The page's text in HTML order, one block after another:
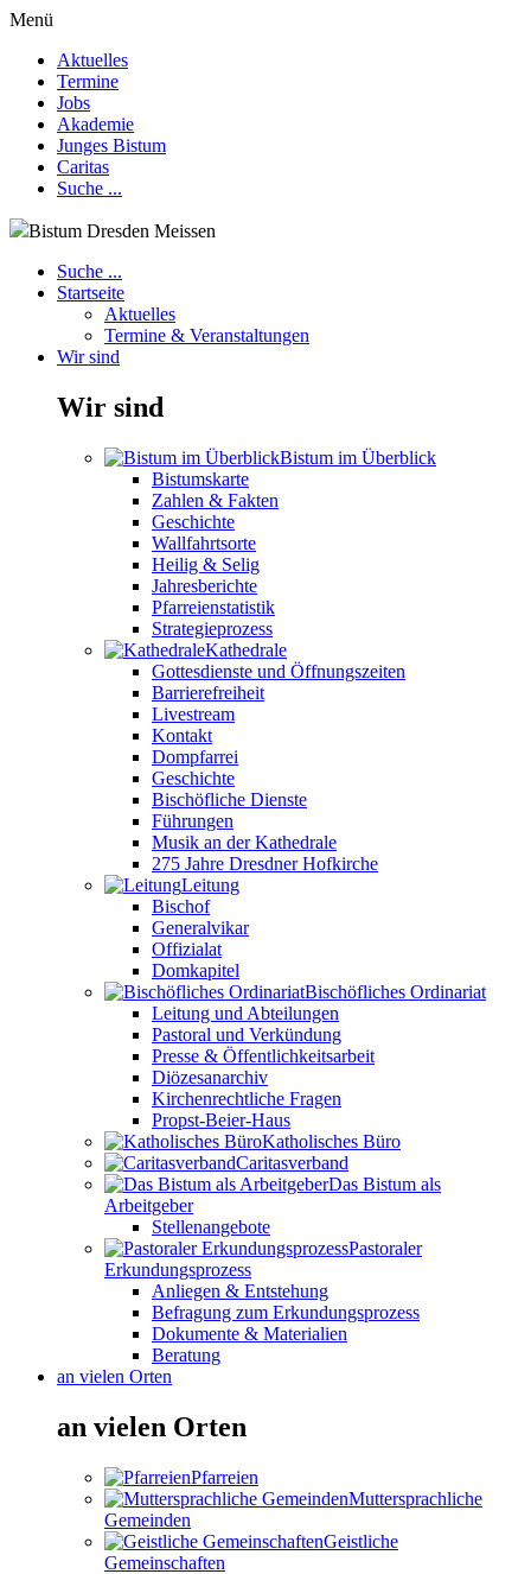
Menü
Aktuelles
Termine
Jobs
Akademie
Junges Bistum
Caritas
Suche ...
Bistum Dresden Meissen
Suche ...
Startseite
Aktuelles
Termine & Veranstaltungen
Wir sind
Wir sind
Bistum im Überblick
Bistumskarte
Zahlen & Fakten
Geschichte
Wallfahrtsorte
Heilig & Selig
Jahresberichte
Pfarreienstatistik
Strategieprozess
Kathedrale
Gottesdienste und Öffnungszeiten
Barrierefreiheit
Livestream
Kontakt
Dompfarrei
Geschichte
Bischöfliche Dienste
Führungen
Musik an der Kathedrale
275 Jahre Dresdner Hofkirche
Leitung
Bischof
Generalvikar
Offizialat
Domkapitel
Bischöfliches Ordinariat
Leitung und Abteilungen
Pastoral und Verkündung
Presse & Öffentlichkeitsarbeit
Diözesanarchiv
Kirchenrechtliche Fragen
Propst-Beier-Haus
Katholisches Büro
Caritasverband
Das Bistum als
Arbeitgeber
Stellenangebote
Pastoraler
Erkundungsprozess
Anliegen & Entstehung
Befragung zum Erkundungsprozess
Dokumente & Materialien
Beratung
an vielen Orten
an vielen Orten
Pfarreien
Muttersprachliche
Gemeinden
Geistliche
Gemeinschaften